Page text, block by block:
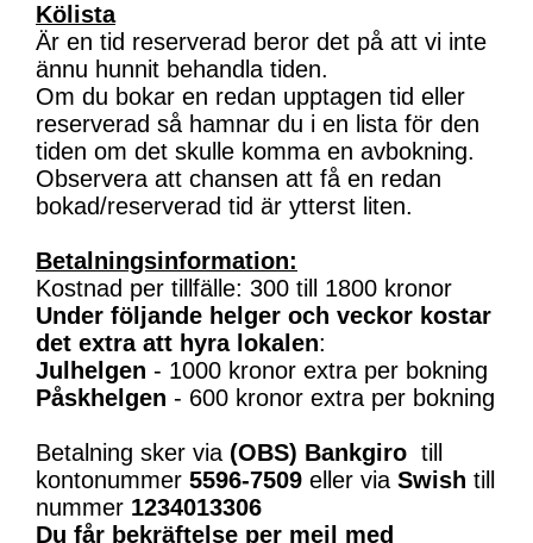
Kölista
Är en tid reserverad beror det på att vi inte
ännu hunnit behandla tiden.
Om du bokar en redan upptagen tid eller
reserverad så hamnar du i en lista för den
tiden om det skulle komma en avbokning.
Observera att chansen att få en redan
bokad/reserverad tid är ytterst liten.
Betalningsinformation:
Kostnad per tillfälle: 300 till 1800 kronor
Under följande helger och veckor kostar
det extra att hyra lokalen:
Julhelgen - 1000 kronor extra per bokning
Påskhelgen - 600 kronor extra per bokning
Betalning sker via (OBS) Bankgiro till
kontonummer 5596-7509 eller via Swish till
nummer 1234013306
Du får bekräftelse per mejl med